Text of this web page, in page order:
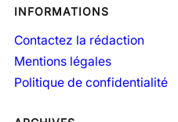
INFORMATIONS
Contactez la rédaction
Mentions légales
Politique de confidentialité